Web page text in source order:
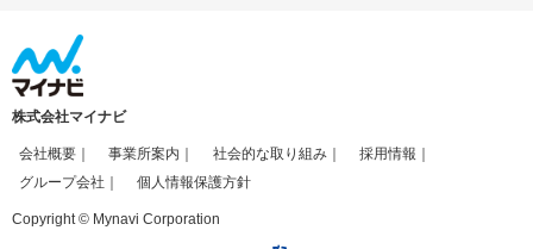
株式会社マイナビ
会社概要 事業所案内 社会的な取り組み
採用情報
グループ会社
個人情報保護方針
Copyright © Mynavi Corporation